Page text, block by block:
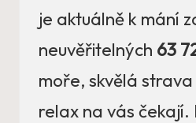
je aktuálně k mání
neuvěřitelných 63
moře, skvělá
relax na vás čekají.